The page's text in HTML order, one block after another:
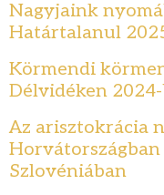
Nagyjaink
Határtalanul
Körmendi
Délvidéken
Az arisztokrácia
Horvátországban
Szlovéniában